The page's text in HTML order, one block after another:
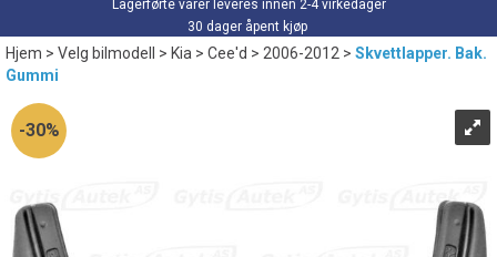
Lagerførte varer leveres innen 2-4 virkedager
30 dager åpent kjøp
Hjem>Velg bilmodell >Kia>Cee'd>2006-2012>Skvettlapper. Bak.
Gummi
30%